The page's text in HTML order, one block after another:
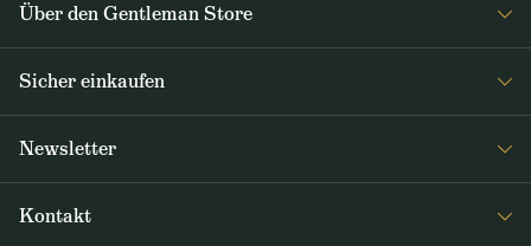
Über den Gentleman Store
Journal
Sicher einkaufen
AGB / Datenschutz
Newsletter
Gentleman Store sowie Nachrichten über neue Produkte und
Kontakt